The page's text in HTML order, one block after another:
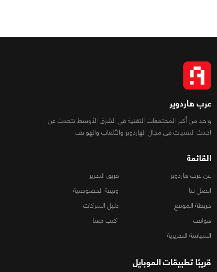
عرب هاردوير
واحد من أكبر المجتمعات التقنية فى الشرق الأوسط تتحدث عن
أحدث التقنيات فى مجال الهاردوير والألعاب والهواتف
القائمة
عن عرب هاردوير
فريق التحرير
اتصل بنا
وثيقة الخصوصية
خريطة الموقع
دليل الشركات
هواتف
اكتب معنا
السياسة التحريرية
قريبًا تطبيقات الموبايل